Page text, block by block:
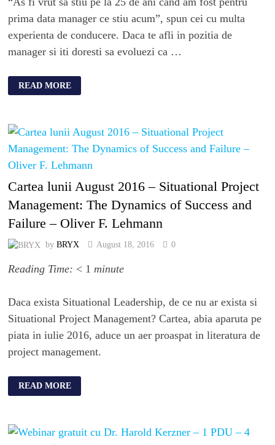
prima data manager ce stiu acum”, spun cei cu multa
experienta de conducere. Daca te afli in pozitia de
manager si iti doresti sa evoluezi ca …
READ MORE
Cartea lunii August 2016 – Situational Project
Management: The Dynamics of Success and
Failure – Oliver F. Lehmann
by BRYX August 18, 2016 0
Reading Time: < 1 minute
Daca exista Situational Leadership, de ce nu ar exista si
Situational Project Management? Cartea, abia aparuta pe
piata in iulie 2016, aduce un aer proaspat in literatura de
project management.
READ MORE